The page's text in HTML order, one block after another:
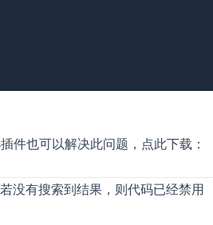
件也可以解决此问题，点此下载：
没有搜索到结果，则代码已经禁用